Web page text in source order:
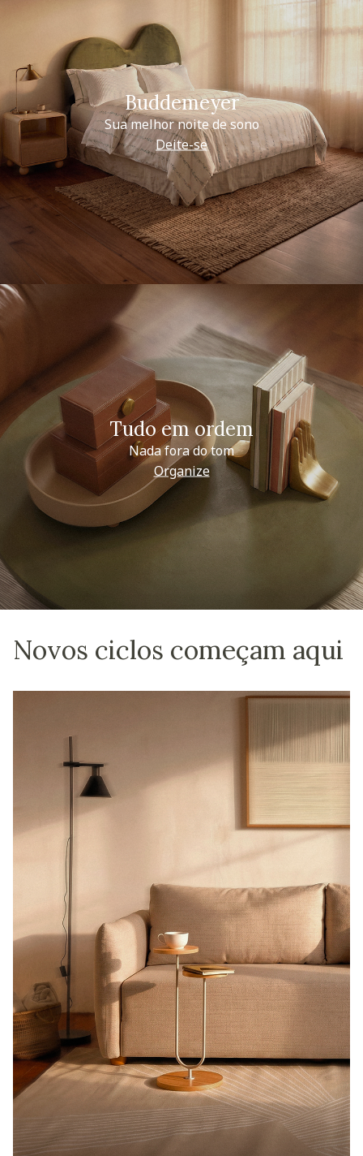
Buddemeyer
Sua melhor noite de sono
Deite-se
Tudo em ordem
Nada fora do tom
Organize
Novos ciclos começam aqui